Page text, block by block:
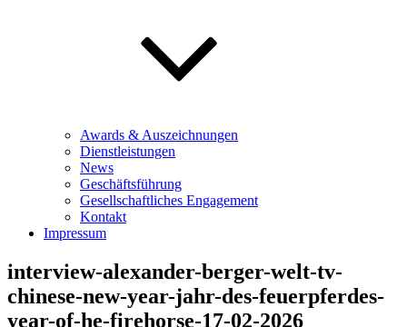
Awards & Auszeichnungen
Dienstleistungen
News
Geschäftsführung
Gesellschaftliches Engagement
Kontakt
Impressum
interview-alexander-berger-welt-tv-
chinese-new-year-jahr-des-feuerpferdes-
year-of-he-firehorse-17-02-2026